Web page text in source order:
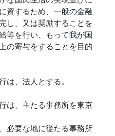
資するため、一般の金融
し、又は奨励することを
等を行い、もって我が国
の寄与をすることを目的
は、法人とする。
は、主たる事務所を東京
必要な地に従たる事務所